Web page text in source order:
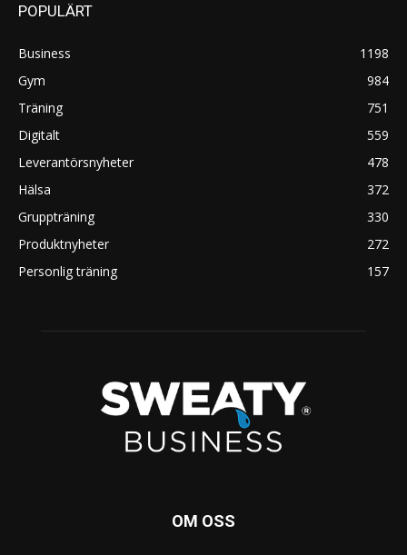
POPULÄRT
Business
1198
Gym
984
Träning
751
Digitalt
559
Leverantörsnyheter
478
Hälsa
372
Gruppträning
330
Produktnyheter
272
Personlig träning
157
OM OSS